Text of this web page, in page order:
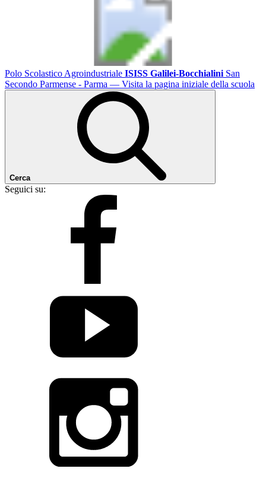
Polo Scolastico Agroindustriale ISISS Galilei-Bocchialini San
Secondo Parmense - Parma — Visita la pagina iniziale della scuola
Cerca
Seguici su: